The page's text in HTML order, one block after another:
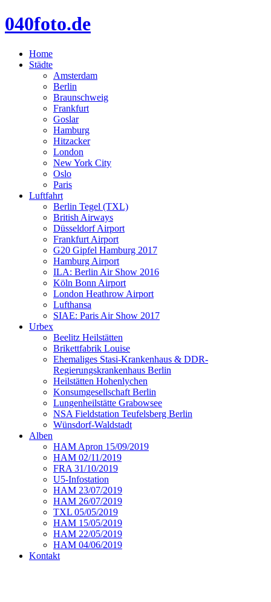
040foto.de
Home
Städte
Amsterdam
Berlin
Braunschweig
Frankfurt
Goslar
Hamburg
Hitzacker
London
New York City
Oslo
Paris
Luftfahrt
Berlin Tegel (TXL)
British Airways
Düsseldorf Airport
Frankfurt Airport
G20 Gipfel Hamburg 2017
Hamburg Airport
ILA: Berlin Air Show 2016
Köln Bonn Airport
London Heathrow Airport
Lufthansa
SIAE: Paris Air Show 2017
Urbex
Beelitz Heilstätten
Brikettfabrik Louise
Ehemaliges Stasi-Krankenhaus & DDR-
Regierungskrankenhaus Berlin
Heilstätten Hohenlychen
Konsumgesellschaft Berlin
Lungenheilstätte Grabowsee
NSA Fieldstation Teufelsberg Berlin
Wünsdorf-Waldstadt
Alben
HAM Apron 15/09/2019
HAM 02/11/2019
FRA 31/10/2019
U5-Infostation
HAM 23/07/2019
HAM 26/07/2019
TXL 05/05/2019
HAM 15/05/2019
HAM 22/05/2019
HAM 04/06/2019
Kontakt